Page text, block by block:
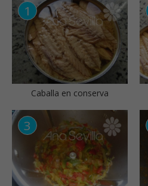
Caballa en conserva